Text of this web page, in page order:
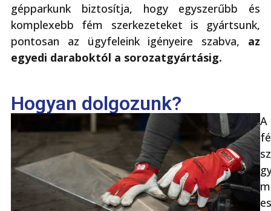
gépparkunk biztosítja, hogy egyszerűbb és
komplexebb fém szerkezeteket is gyártsunk,
pontosan az ügyfeleink igényeire szabva, az
egyedi daraboktól a sorozatgyártásig.
Hogyan dolgozunk?
A